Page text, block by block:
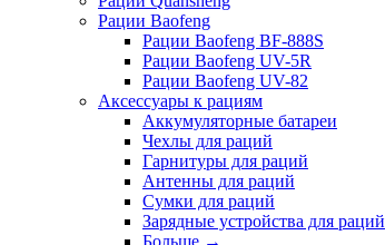
Рации Baofeng
Рации Baofeng BF-888S
Рации Baofeng UV-5R
Рации Baofeng UV-82
Аксессуары к рациям
Аккумуляторные батареи
Чехлы для раций
Гарнитуры для раций
Антенны для раций
Сумки для раций
Зарядные устройства для раций
Больше →